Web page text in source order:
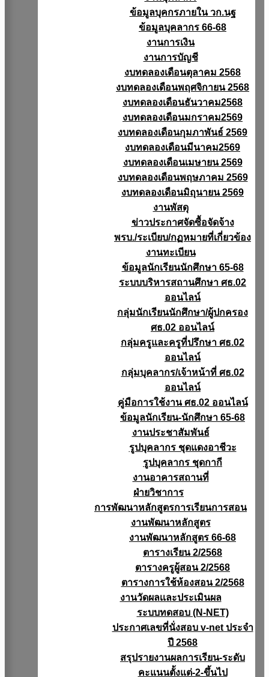
ข้อมูลบุคกรภายใน วก.นฐ
ข้อมูลบุคลากร 66-68
งานการเงิน
งานการบัญชี
งบทดลองเดือนตุลาคม 2568
งบทดลองเดือนพฤศจิกายน 2568
งบทดลองเดือนธันวาคม2568
งบทดลองเดือนมกราคม2569
งบทดลองเดือนกุมภาพันธ์ 2569
งบทดลองเดือนมีนาคม2569
งบทดลองเดือนเมษายน 2569
งบทดลองเดือนพฤษภาคม 2569
งบทดลองเดือนมิถุนายน 2569
งานพัสดุ
ข่าวประกาศจัดซื้อจัดจ้าง
พรบ./ระเบียบ/กฏหมายที่เกี่ยวข้อง
งานทะเบียน
ข้อมูลนักเรียนนักศึกษา 65-68
ระบบบริหารสถานศึกษา ศธ.02
ออนไลน์
กลุ่มนักเรียนนักศึกษา/ผู้ปกครอง
ศธ.02 ออนไลน์
กลุ่มครูและครูที่ปรึกษา ศธ.02
ออนไลน์
กลุ่มบุคลากร/เจ้าหน้าที่ ศธ.02
ออนไลน์
คู่มือการใช้งาน ศธ.02 ออนไลน์
ข้อมูลนักเรียน-นักศึกษา 65-68
งานประชาสัมพันธ์
รูปบุคลากร ชุดแดงอาชีวะ
รูปบุคลากร ชุดกากี
งานอาคารสถานที่
ฝ่ายวิชาการ
การพัฒนาหลักสูตรการเรียนการสอน
งานพัฒนาหลักสูตร
งานพัฒนาหลักสูตร 66-68
ตารางเรียน 2/2568
ตารางครูผู้สอน 2/2568
ตารางการใช้ห้องสอน 2/2568
งานวัดผลเเละประเมินผล
ระบบทดสอบ (N-NET)
ประกาศเลขที่นั่งสอบ v-net ประจำ
ปี 2568
สรุปรายงานผลการเรียน-ระดับ
คะแนนตั้งแต่-2-ขึ้นไป